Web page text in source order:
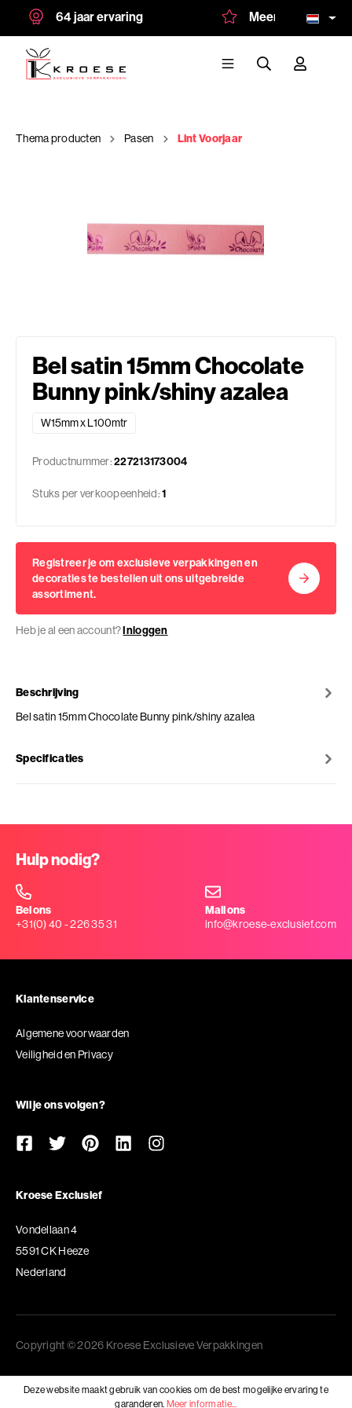
64 jaar ervaring Meer dan 1.500
Thema producten Pasen Lint Voorjaar
Bel satin 15mm Chocolate
Bunny pink/shiny azalea
W15mm x L100mtr
Productnummer:227213173004
Stuks per verkoopeenheid:1
Registreer je om exclusieve verpakkingen en
decoraties te bestellen uit ons uitgebreide
assortiment.
Heb je al een account?Inloggen
Beschrijving
Bel satin 15mm Chocolate Bunny pink/shiny azalea
Specificaties
Hulp nodig?
Bel ons
+31(0) 40 - 226 35 31
Mail ons
info@kroese-exclusief.com
Klantenservice
Algemene voorwaarden
Veiligheid en Privacy
Wil je ons volgen?
Kroese Exclusief
Vondellaan 4
5591 CK Heeze
Nederland
Copyright © 2026 Kroese Exclusieve Verpakkingen
Deze website maakt gebruik van cookies om de best mogelijke ervaring te
garanderen. Meer informatie...